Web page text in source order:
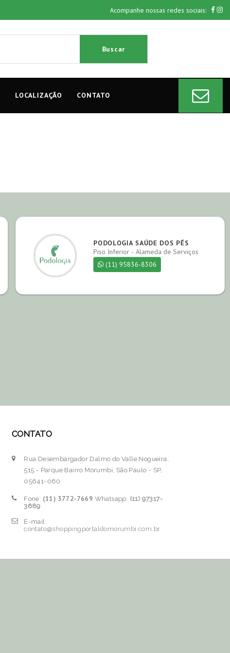
Acompanhe nossas redes sociais:
Buscar
LOCALIZAÇÃO CONTATO
PODOLOGIA SAÚDE DOS PÉS
Piso Inferior - Alameda de Serviços
(11) 95836-8306
CONTATO
Rua Desembargador Dalmo do Valle Nogueira,
515 - Parque Bairro Morumbi, São Paulo - SP,
05641-060
Fone: (11) 3772-7669 Whatsapp: (11) 97317-
3689
E-mail:
contato@shoppingportaldomorumbi.com.br